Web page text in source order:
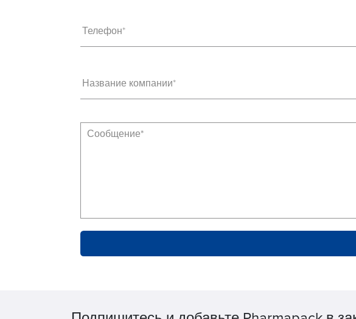
Телефон*
Название компании*